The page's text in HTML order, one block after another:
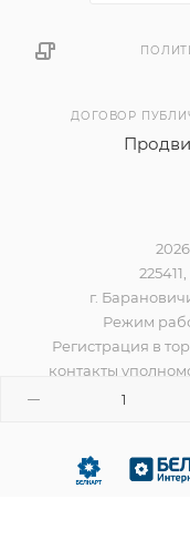
ДОГОВОР
г.
Режим
Регистрация в
контакты
наименование и